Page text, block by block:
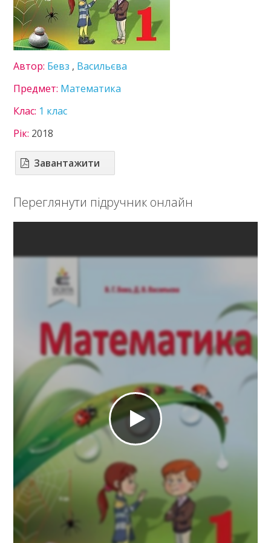
8 клас
9 клас
10 клас
Автор: Бевз , Васильєва
Предмет: Математика
Клас: 1 клас
Рік: 2018
Завантажити
Переглянути підручник онлайн